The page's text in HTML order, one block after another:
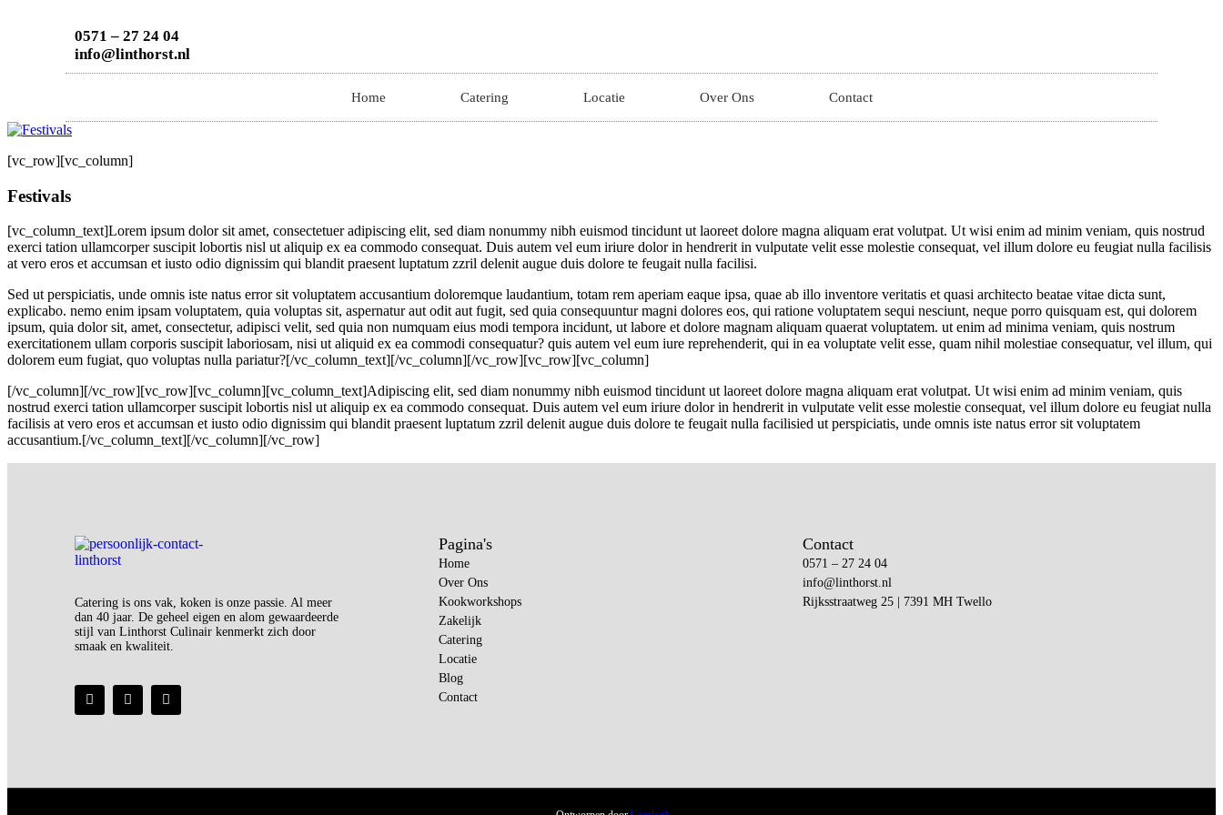
0571 – 27 24 04
info@linthorst.nl
Home Catering Locatie Over Ons Contact
[vc_row][vc_column]
Festivals
[vc_column_text]Lorem ipsum dolor sit amet, consectetuer adipiscing elit, sed diam nonummy nibh euismod tincidunt ut laoreet dolore magna aliquam erat volutpat. Ut wisi enim ad minim veniam, quis nostrud
exerci tation ullamcorper suscipit lobortis nisl ut aliquip ex ea commodo consequat. Duis autem vel eum iriure dolor in hendrerit in vulputate velit esse molestie consequat, vel illum dolore eu feugiat nulla facilisis
at vero eros et accumsan et iusto odio dignissim qui blandit praesent luptatum zzril delenit augue duis dolore te feugait nulla facilisi.
Sed ut perspiciatis, unde omnis iste natus error sit voluptatem accusantium doloremque laudantium, totam rem aperiam eaque ipsa, quae ab illo inventore veritatis et quasi architecto beatae vitae dicta sunt,
explicabo. nemo enim ipsam voluptatem, quia voluptas sit, aspernatur aut odit aut fugit, sed quia consequuntur magni dolores eos, qui ratione voluptatem sequi nesciunt, neque porro quisquam est, qui dolorem
ipsum, quia dolor sit, amet, consectetur, adipisci velit, sed quia non numquam eius modi tempora incidunt, ut labore et dolore magnam aliquam quaerat voluptatem. ut enim ad minima veniam, quis nostrum
exercitationem ullam corporis suscipit laboriosam, nisi ut aliquid ex ea commodi consequatur? quis autem vel eum iure reprehenderit, qui in ea voluptate velit esse, quam nihil molestiae consequatur, vel illum, qui
dolorem eum fugiat, quo voluptas nulla pariatur?[/vc_column_text][/vc_column][/vc_row][vc_row][vc_column]
[/vc_column][/vc_row][vc_row][vc_column][vc_column_text]Adipiscing elit, sed diam nonummy nibh euismod tincidunt ut laoreet dolore magna aliquam erat volutpat. Ut wisi enim ad minim veniam, quis
nostrud exerci tation ullamcorper suscipit lobortis nisl ut aliquip ex ea commodo consequat. Duis autem vel eum iriure dolor in hendrerit in vulputate velit esse molestie consequat, vel illum dolore eu feugiat nulla
facilisis at vero eros et accumsan et iusto odio dignissim qui blandit praesent luptatum zzril delenit augue duis dolore te feugait nulla facilisied ut perspiciatis, unde omnis iste natus error sit voluptatem
accusantium.[/vc_column_text][/vc_column][/vc_row]
Catering is ons vak, koken is onze passie. Al meer
dan 40 jaar. De geheel eigen en alom gewaardeerde
stijl van Linthorst Culinair kenmerkt zich door
smaak en kwaliteit.
Pagina's
Home
Over Ons
Kookworkshops
Zakelijk
Catering
Locatie
Blog
Contact
Contact
0571 – 27 24 04
info@linthorst.nl
Rijksstraatweg 25 | 7391 MH Twello